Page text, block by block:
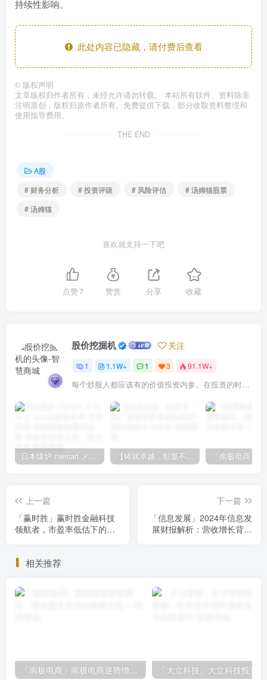
持续性影响。
此处内容已隐藏，请付费后查看
© 版权声明
文章版权归作者所有，未经允许请勿转载。 本站所有软件、资料除非
注明原创，版权归原作者所有。免费提供下载，部分收取资料整理和
使用指导费用。
THE END
A股
# 财务分析
# 投资评级 # 风险评估
# 汤姆猫股票
# 汤姆猫
喜欢就支持一下吧
点赞7 赞赏 分享 收藏
股价挖掘机 关注
1 1.1W+ 1 3 91.1W+
每个炒股人都应该有的价值投资内参。在投资的时候，我们把自己看成是企业分析师——而不是市场分析师，也不是宏观经济分析师，更不是证券分析师。
上一篇
「赢时胜」赢时胜金融科技
领航者，市盈率低估下的投
下一篇
「信息发展」2024年信息发
展财报解析：营收增长背后
相关推荐
「南极电商」南极电商逆势增长，股价飙升背后的秘密武器！